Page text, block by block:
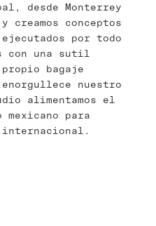
desde Monterrey
creamos conceptos
por todo
con una sutil
bagaje
nuestro
alimentamos el
para
internacional.